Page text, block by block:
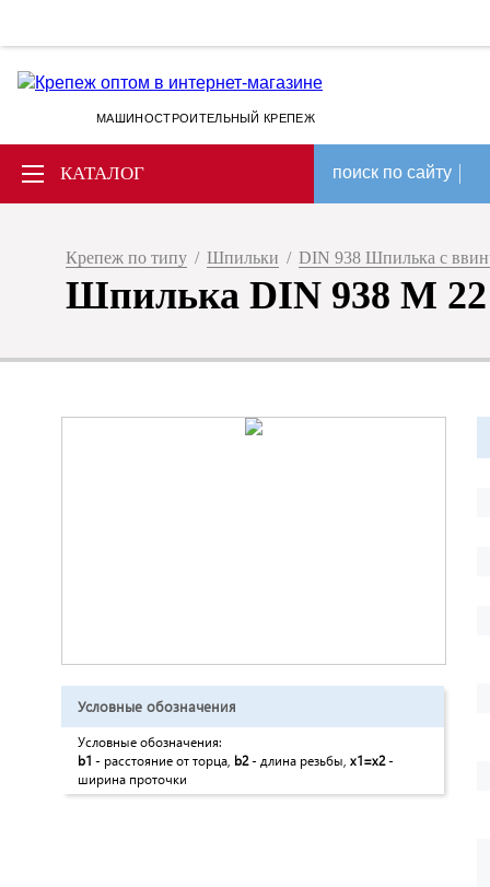
МАШИНОСТРОИТЕЛЬНЫЙ КРЕПЕЖ
КАТАЛОГ поиск по сайту
Крепеж по типу / Шпильки / DIN 938 Шпилька с
Шпилька DIN 938 M 22
Условные обозначения
Условные обозначения:
b1 - расстояние от торца, b2- длина резьбы, x1=x2-
ширина проточки